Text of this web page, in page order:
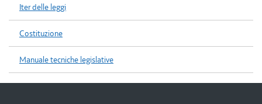
Iter delle leggi
Costituzione
Manuale tecniche legislative